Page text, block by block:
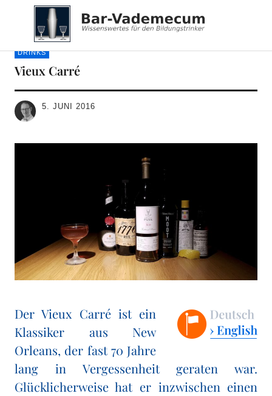
Bar-Vademecum
DRINKS
Vieux Carré
5. JUNI 2016
Der Vieux Carré ist ein
Klassiker aus New
Orleans, der fast 70 Jahre
lang in Vergessenheit geraten war.
Glücklicherweise hat er inzwischen einen